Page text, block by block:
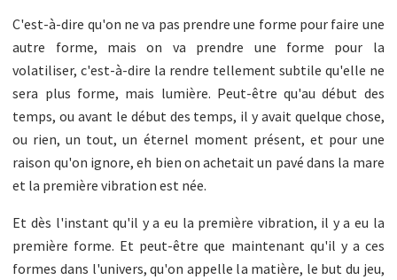
C'est-à-dire qu'on ne va pas prendre une forme pour faire une
autre forme, mais on va prendre une forme pour la
volatiliser, c'est-à-dire la rendre tellement subtile qu'elle ne
sera plus forme, mais lumière. Peut-être qu'au début des
temps, ou avant le début des temps, il y avait quelque chose,
ou rien, un tout, un éternel moment présent, et pour une
raison qu'on ignore, eh bien on achetait un pavé dans la mare
et la première vibration est née.
Et dès l'instant qu'il y a eu la première vibration, il y a eu la
première forme. Et peut-être que maintenant qu'il y a ces
formes dans l'univers, qu'on appelle la matière, le but du jeu,